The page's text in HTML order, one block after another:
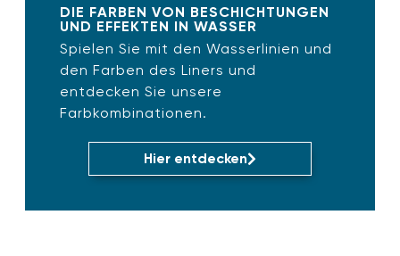
DIE FARBEN VON BESCHICHTUNGEN
UND EFFEKTEN IN WASSER
Spielen Sie mit den Wasserlinien und
den Farben des Liners und
entdecken Sie unsere
Farbkombinationen.
Hier entdecken